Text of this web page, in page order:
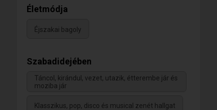
Életmódja
Éjszakai bagoly
Szabadidejében
Táncol, kirándul, vezet, utazik, étterembe jár és
moziba jár
Klasszikus, pop, disco és musical zenét hallgat